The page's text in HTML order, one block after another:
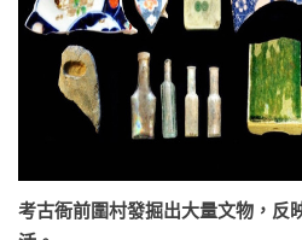
考古衙前圍村發掘出大量文物，反